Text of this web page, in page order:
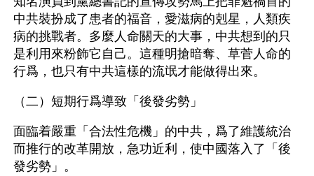
中共裝扮成了患者的福音，愛滋病的剋星，人類疾
病的挑戰者。多麼人命關天的大事，中共想到的只
是利用來粉飾它自己。這種明搶暗奪、草菅人命的
行爲，也只有中共這樣的流氓才能做得出來。
（二）短期行爲導致「後發劣勢」
面臨着嚴重「合法性危機」的中共，爲了維護統治
而推行的改革開放，急功近利，使中國落入了「後
發劣勢」。